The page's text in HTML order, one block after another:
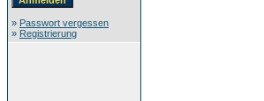
» Passwort vergessen
» Registrierung